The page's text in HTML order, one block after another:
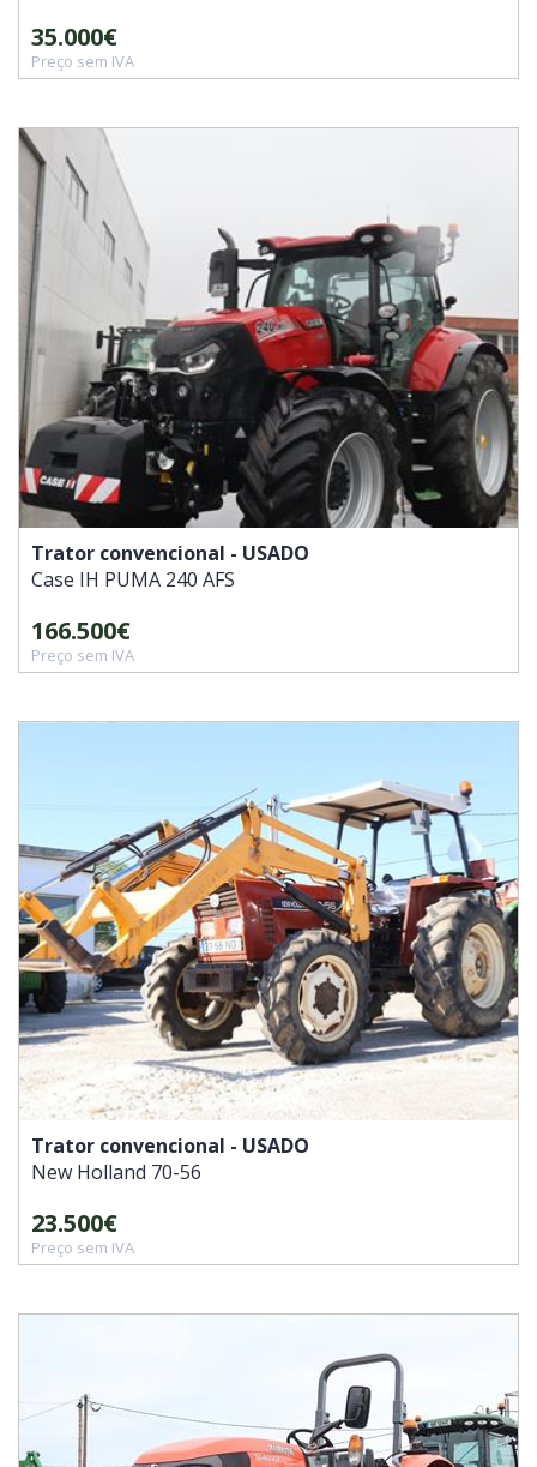
35.000€
Preço sem IVA
Trator convencional - USADO
Case IH PUMA 240 AFS
166.500€
Preço sem IVA
Trator convencional - USADO
New Holland 70-56
23.500€
Preço sem IVA